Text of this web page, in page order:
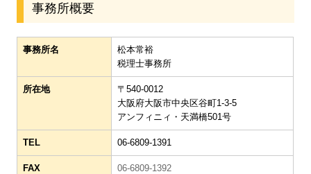
事務所概要
事務所名
松本常裕
税理士事務所
所在地
〒540-0012
大阪府大阪市中央区谷町1-3-5
アンフィニィ・天満橋501号
TEL 06-6809-1391
FAX 06-6809-1392